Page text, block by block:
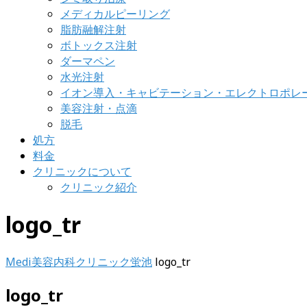
メディカルピーリング
脂肪融解注射
ボトックス注射
ダーマペン
水光注射
イオン導入・キャビテーション・エレクトロポレ
美容注射・点滴
脱毛
処方
料金
クリニックについて
クリニック紹介
logo_tr
Medi美容内科クリニック蛍池 logo_tr
logo_tr